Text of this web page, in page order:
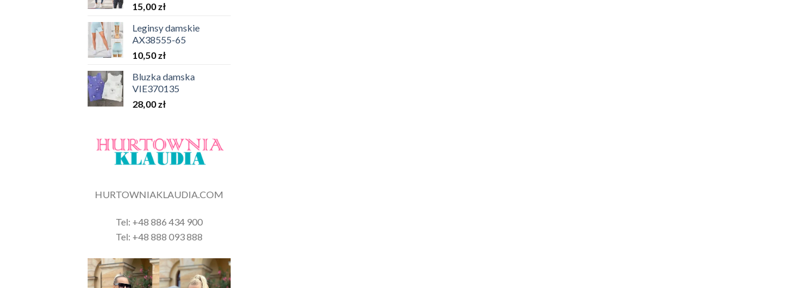
15,00 zł
Leginsy damskie
AX38555-65
10,50 zł
Bluzka damska
VIE370135
28,00 zł
HURTOWNIAKLAUDIA.COM
Tel: +48 886 434 900
Tel: +48 888 093 888